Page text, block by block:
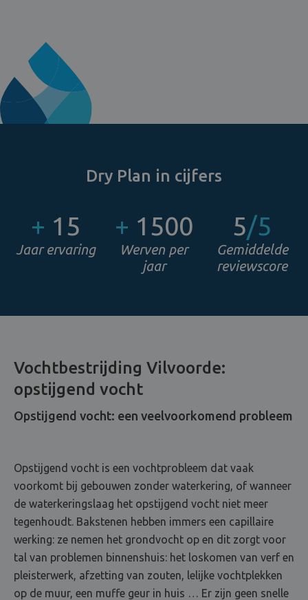
Dry Plan in cijfers
+ 15
Jaar ervaring
+ 1500
Werven per
jaar
5/5
Gemiddelde
reviewscore
Vochtbestrijding Vilvoorde:
opstijgend vocht
Opstijgend vocht: een veelvoorkomend probleem
Opstijgend vocht is een vochtprobleem dat vaak
voorkomt bij gebouwen zonder waterkering, of wanneer
de waterkeringslaag het opstijgend vocht niet meer
tegenhoudt. Bakstenen hebben immers een capillaire
werking: ze nemen het grondvocht op en dit zorgt voor
tal van problemen binnenshuis: het loskomen van verf en
pleisterwerk, afzetting van zouten, lelijke vochtplekken
op de muur, een muffe geur in huis … Er zijn geen snelle